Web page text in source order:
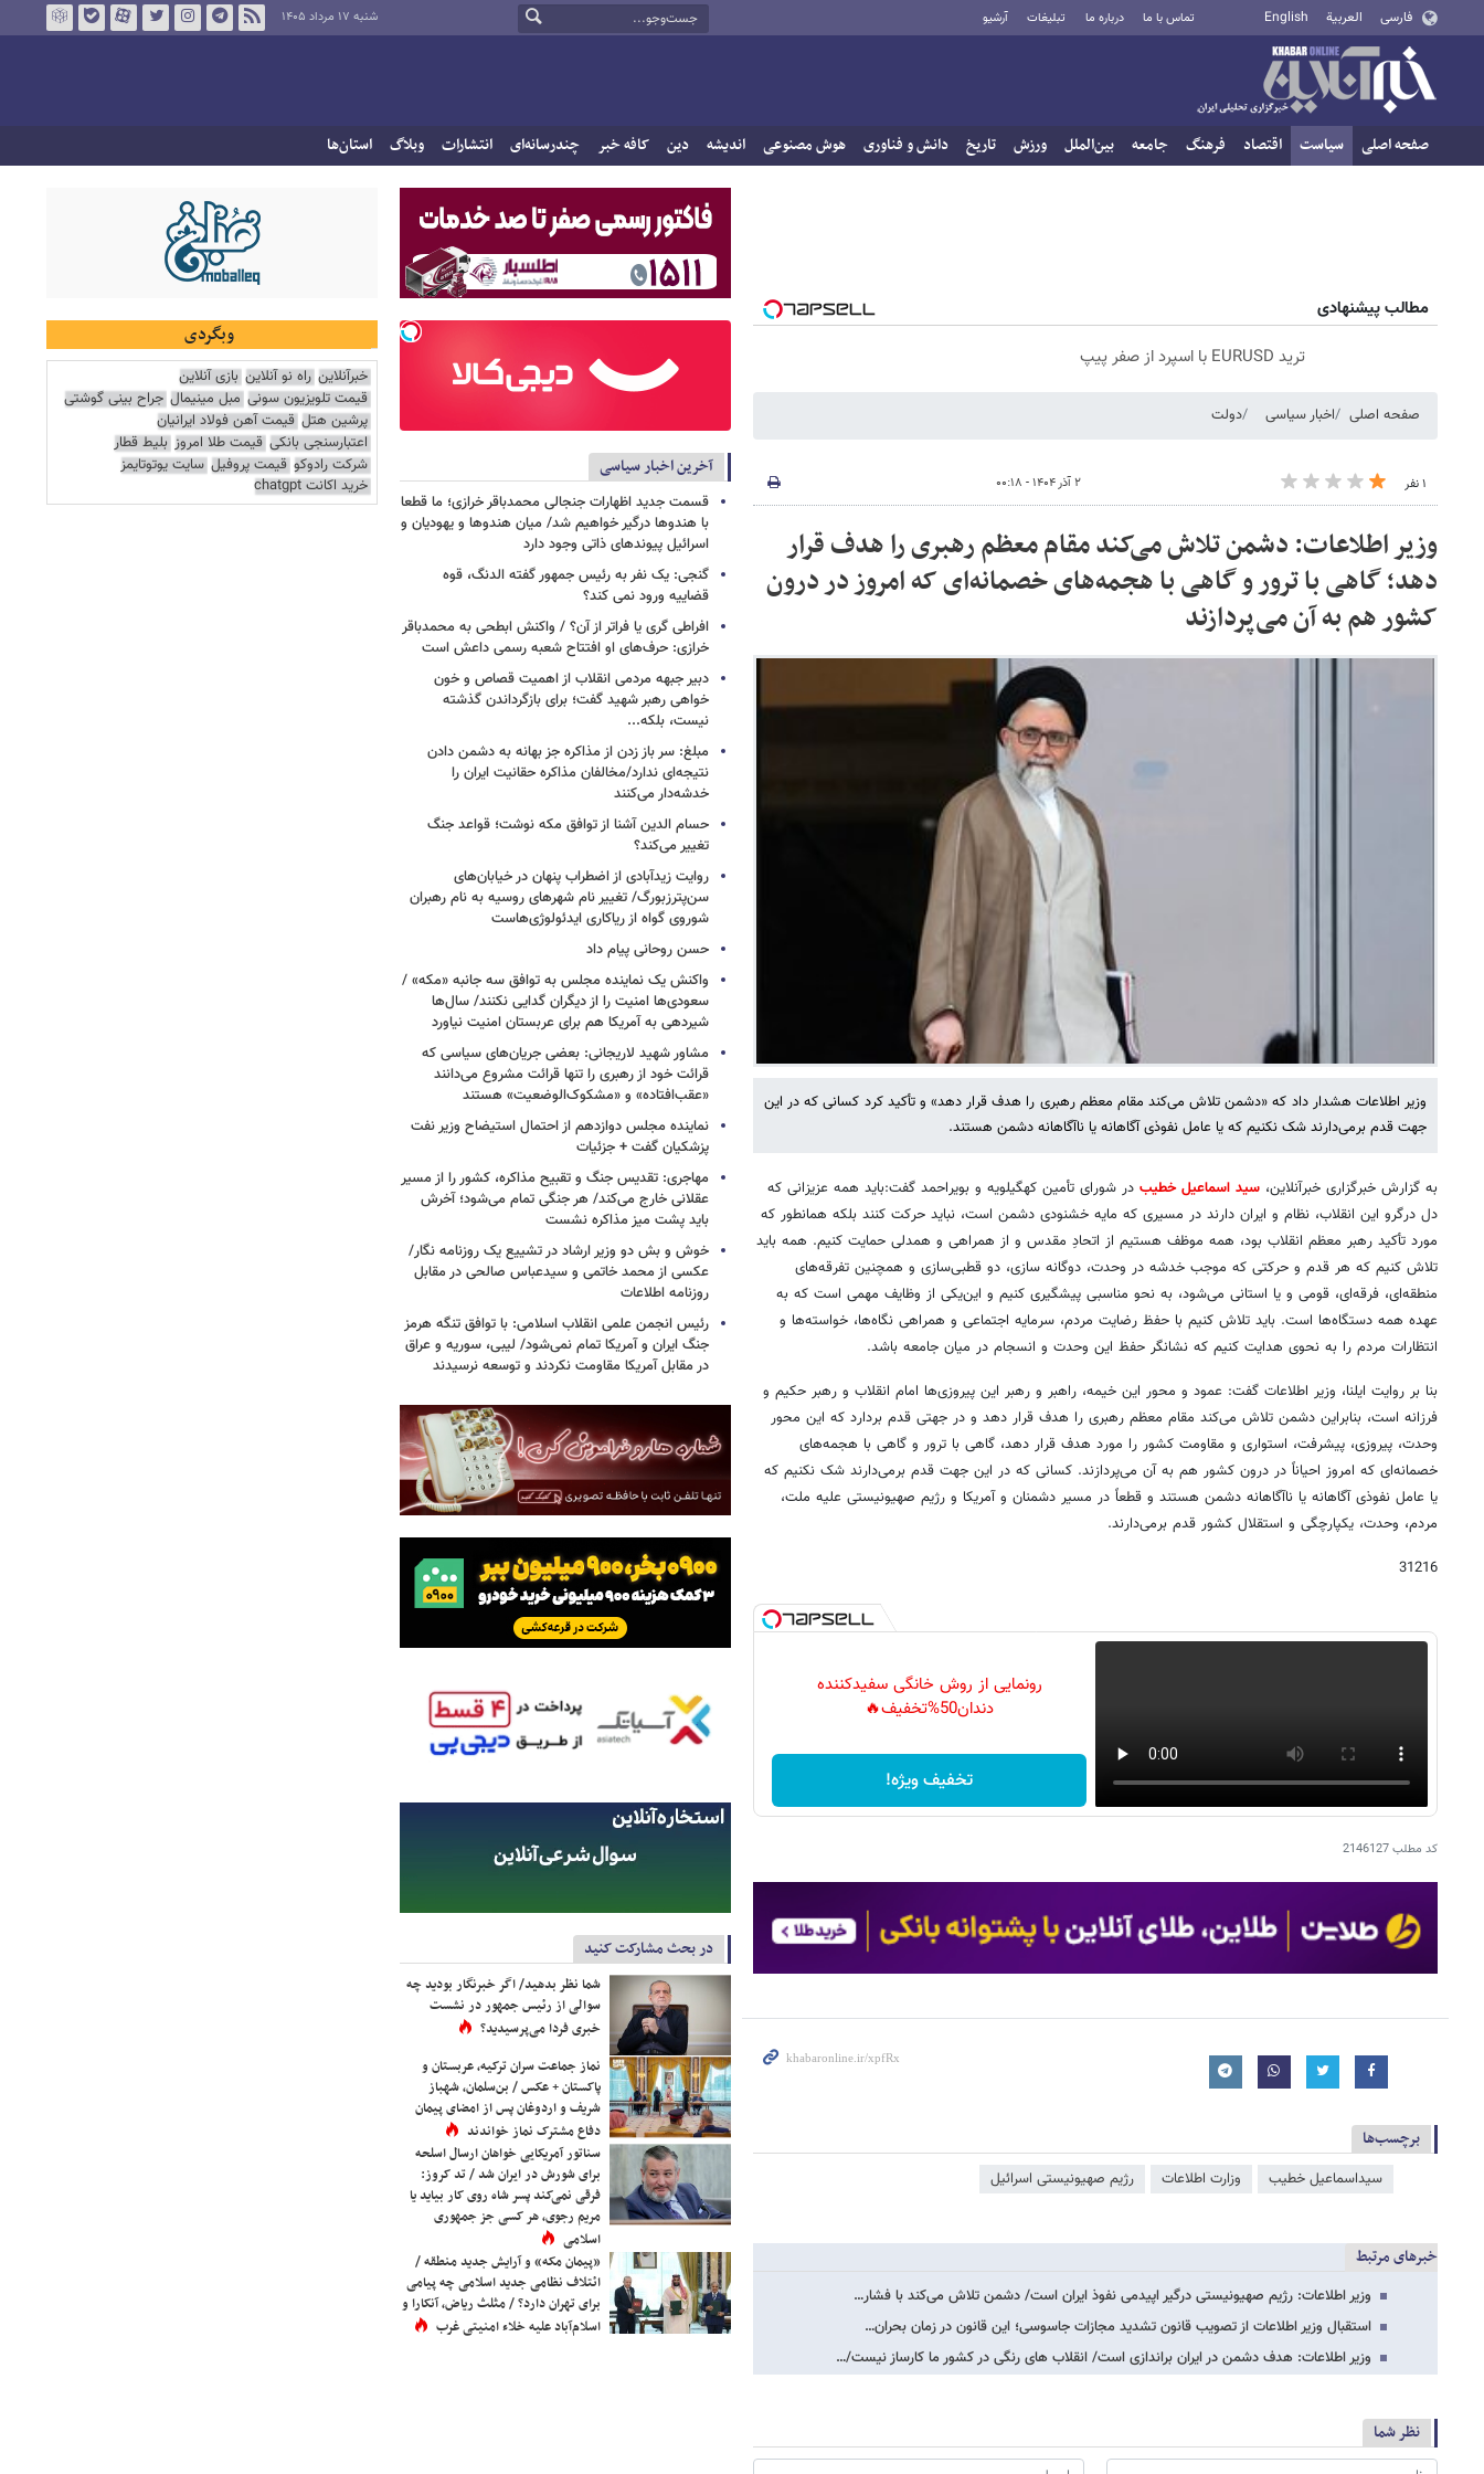
فارسی العربية English تماس با ما درباره ما تبلیغات آرشیو شنبه ۱۷ مرداد ۱۴۰۵
صفحه اصلی سیاست اقتصاد فرهنگ جامعه بین‌الملل ورزش تاریخ دانش و فناوری هوش مصنوعی اندیشه دین کافه خبر چندرسانه‌ای انتشارات وبلاگ استان‌ها
مطالب پیشنهادی
ترید EURUSD با اسپرد از صفر پیپ
صفحه اصلی اخبار سیاسی دولت
۱ نفر ۲ آذر ۱۴۰۴ - ۰۰:۱۸
وزیر اطلاعات: دشمن تلاش می‌کند مقام معظم رهبری را هدف قرار
دهد؛ گاهی با ترور و گاهی با هجمه‌های خصمانه‌ای که امروز در درون
کشور هم به آن می‌پردازند
وزیر اطلاعات هشدار داد که «دشمن تلاش می‌کند مقام معظم رهبری را هدف قرار دهد» و تأکید کرد کسانی که در این
جهت قدم برمی‌دارند شک نکنیم که یا عامل نفوذی آگاهانه یا ناآگاهانه دشمن هستند.
به گزارش خبرگزاری خبرآنلاین، سید اسماعیل خطیب در شورای تأمین کهگیلویه و بویراحمد گفت:باید همه عزیزانی که
دل درگرو این انقلاب، نظام و ایران دارند در مسیری که مایه خشنودی دشمن است، نباید حرکت کنند بلکه همانطور که
مورد تأکید رهبر معظم انقلاب بود، همه موظف هستیم از اتحادِ مقدس و از همراهی و همدلی حمایت کنیم. همه باید
تلاش کنیم که هر قدم و حرکتی که موجب خدشه در وحدت، دوگانه سازی، دو قطبی‌سازی و همچنین تفرقه‌های
منطقه‌ای، فرقه‌ای، قومی و یا استانی می‌شود، به نحو مناسبی پیشگیری کنیم و این‌یکی از وظایف مهمی است که به
عهده همه دستگاه‌ها است. باید تلاش کنیم با حفظ رضایت مردم، سرمایه اجتماعی و همراهی نگاه‌ها، خواسته‌ها و
انتظارات مردم را به نحوی هدایت کنیم که نشانگر حفظ این وحدت و انسجام در میان جامعه باشد.
بنا بر روایت ایلنا، وزیر اطلاعات گفت: عمود و محور این خیمه، راهبر و رهبر این پیروزی‌ها امام انقلاب و رهبر حکیم و
فرزانه است، بنابراین دشمن تلاش می‌کند مقام معظم رهبری را هدف قرار دهد و در جهتی قدم بردارد که این محور
وحدت، پیروزی، پیشرفت، استواری و مقاومت کشور را مورد هدف قرار دهد، گاهی با ترور و گاهی با هجمه‌های
خصمانه‌ای که امروز احیاناً در درون کشور هم به آن می‌پردازند. کسانی که در این جهت قدم برمی‌دارند شک نکنیم که
یا عامل نفوذی آگاهانه یا ناآگاهانه دشمن هستند و قطعاً در مسیر دشمنان و آمریکا و رژیم صهیونیستی علیه ملت،
مردم، وحدت، یکپارچگی و استقلال کشور قدم برمی‌دارند.
31216
رونمایی از روش خانگی سفیدکننده
دندان50%تخفیف🔥
تخفیف ویژه!
کد مطلب2146127
برچسب‌ها
سیداسماعیل خطیب وزارت اطلاعات رژیم صهیونیستی اسرائیل
خبرهای مرتبط
وزیر اطلاعات: رژیم صهیونیستی درگیر اپیدمی نفوذ ایران است/ دشمن تلاش می‌کند با فشار…
استقبال وزیر اطلاعات از تصویب قانون تشدید مجازات جاسوسی؛ این قانون در زمان بحران…
وزیر اطلاعات: هدف دشمن در ایران براندازی است/ انقلاب های رنگی در کشور ما کارساز نیست/…
نظر شما
آخرین اخبار سیاسی
قسمت جدید اظهارات جنجالی محمدباقر خرازی؛ ما قطعا
با هندوها درگیر خواهیم شد/ میان هندوها و یهودیان و
اسرائیل پیوندهای ذاتی وجود دارد
گنجی: یک نفر به رئیس جمهور گفته الدنگ، قوه
قضاییه ورود نمی کند؟
افراطی گری یا فراتر از آن؟ / واکنش ابطحی به محمدباقر
خرازی: حرف‌های او افتتاح شعبه رسمی داعش است
دبیر جبهه مردمی انقلاب از اهمیت قصاص و خون
خواهی رهبر شهید گفت؛ برای بازگرداندن گذشته
نیست، بلکه...
مبلغ: سر باز زدن از مذاکره‌ جز بهانه به دشمن دادن
نتیجه‌ای ندارد/مخالفان مذاکره حقانیت ایران را
خدشه‌دار می‌کنند
حسام الدین آشنا از توافق مکه نوشت؛ قواعد جنگ
تغییر می‌کند؟
روایت زیدآبادی از اضطراب پنهان در خیابان‌های
سن‌پترزبورگ/ تغییر نام شهرهای روسیه به نام رهبران
شوروی گواه از ریاکاری ایدئولوژی‌هاست
حسن روحانی پیام داد
واکنش یک نماینده مجلس به توافق سه جانبه «مکه» /
سعودی‌ها امنیت را از دیگران گدایی نکنند/ سال‌ها
شیردهی به آمریکا هم برای عربستان امنیت نیاورد
مشاور شهید لاریجانی: بعضی جریان‌های سیاسی که
قرائت خود از رهبری را تنها قرائت مشروع می‌دانند
«عقب‌افتاده» و «مشکوک‌الوضعیت» هستند
نماینده مجلس دوازدهم از احتمال استیضاح وزیر نفت
پزشکیان گفت + جزئیات
مهاجری: تقدیس جنگ و تقبیح مذاکره، کشور را از مسیر
عقلانی خارج می‌کند/ هر جنگی تمام می‌شود؛ آخرش
باید پشت میز مذاکره نشست
خوش و بش دو وزیر ارشاد در تشییع یک روزنامه نگار/
عکسی از محمد خاتمی و سیدعباس صالحی در مقابل
روزنامه اطلاعات
رئیس انجمن علمی انقلاب اسلامی: با توافق تنگه هرمز
جنگ ایران و آمریکا تمام نمی‌شود/ لیبی، سوریه و عراق
در مقابل آمریکا مقاومت نکردند و توسعه نرسیدند
در بحث مشارکت کنید
شما نظر بدهید/ اگر خبرنگار بودید چه
سوالی از رئیس جمهور در نشست
خبری فردا می‌پرسیدید؟
نماز جماعت سران ترکیه، عربستان و
پاکستان + عکس / بن‌سلمان، شهباز
شریف و اردوغان پس از امضای پیمان
دفاع مشترک نماز خواندند
سناتور آمریکایی خواهان ارسال اسلحه
برای شورش در ایران شد / تد کروز:
فرقی نمی‌کند پسر شاه روی کار بیاید یا
مریم رجوی، هر کسی جز جمهوری
اسلامی
«پیمان مکه» و آرایش جدید منطقه /
ائتلاف نظامی جدید اسلامی چه پیامی
برای تهران دارد؟ / مثلث ریاض، آنکارا و
اسلام‌آباد علیه خلاء امنیتی غرب
وبگردی
خبرآنلاین راه نو آنلاین بازی آنلاین
قیمت تلویزیون سونی مبل مینیمال جراح بینی گوشتی
پرشین هتل قیمت آهن فولاد ایرانیان
اعتبارسنجی بانکی قیمت طلا امروز بلیط قطار
شرکت رادوکو قیمت پروفیل سایت یوتوتایمز
خرید اکانت chatgpt